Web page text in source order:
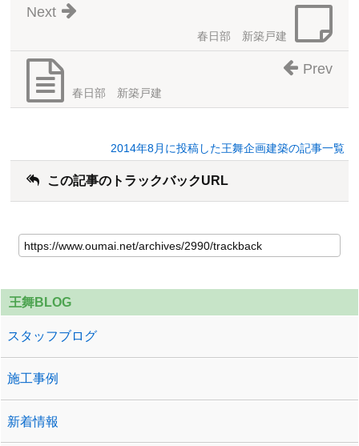
春日部 新築戸建
Next
春日部 新築戸建
Prev
2014年8月に投稿した王舞企画建築の記事一覧
この記事のトラックバックURL
王舞BLOG
スタッフブログ
施工事例
新着情報